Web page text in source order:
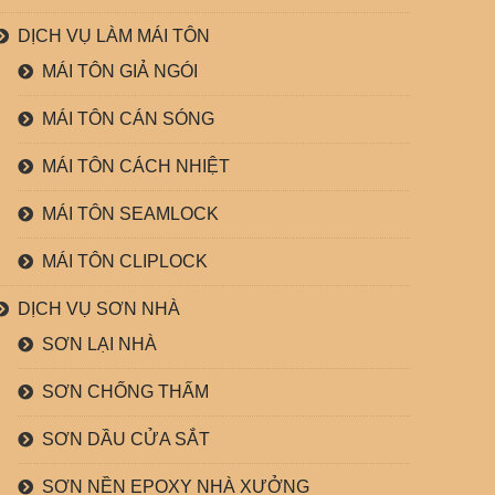
DỊCH VỤ LÀM MÁI TÔN
MÁI TÔN GIẢ NGÓI
MÁI TÔN CÁN SÓNG
MÁI TÔN CÁCH NHIỆT
MÁI TÔN SEAMLOCK
MÁI TÔN CLIPLOCK
DỊCH VỤ SƠN NHÀ
SƠN LẠI NHÀ
SƠN CHỐNG THẤM
SƠN DẦU CỬA SẮT
SƠN NỀN EPOXY NHÀ XƯỞNG